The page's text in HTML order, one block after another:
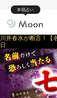
本格占い
川井春水が断言！【
日